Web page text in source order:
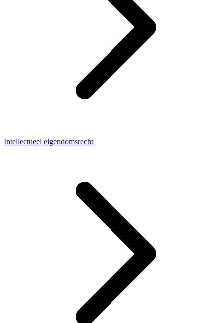
Intellectueel eigendomsrecht